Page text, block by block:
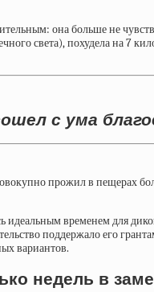
она больше не
света), похудела на 7
с ума
прожил в пещерах
идеальным временем
поддержало его
вариантов.
недель в